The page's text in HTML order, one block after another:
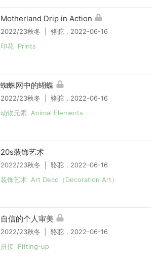
Motherland Drip in Action
2022/23秋冬 | 骆驼，2022-06-16
印花 Prints
蜘蛛网中的蝴蝶
2022/23秋冬 | 骆驼，2022-06-16
动物元素 Animal Elements
20s装饰艺术
2022/23秋冬 | 骆驼，2022-06-16
装饰艺术 Art Deco（Decoration Art）
自信的个人审美
2022/23秋冬 | 骆驼，2022-06-16
拼接 Fitting-up